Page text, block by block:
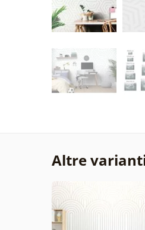
Altre